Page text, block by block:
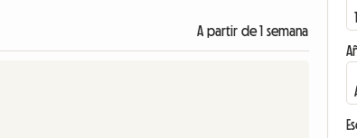
A partir de 1 semana